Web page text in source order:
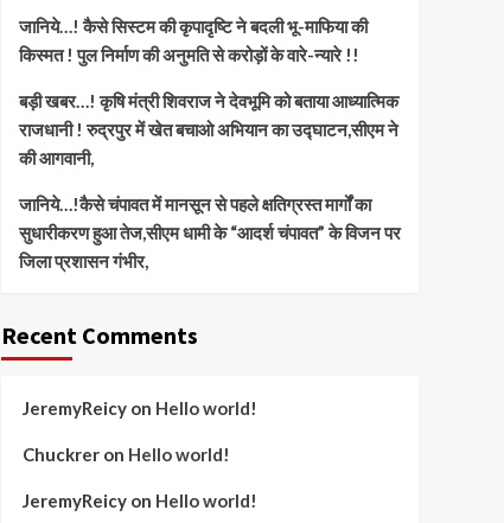
जानिये…! कैसे सिस्टम की कृपादृष्टि ने बदली भू-माफिया की
किस्मत ! पुल निर्माण की अनुमति से करोड़ों के वारे-न्यारे !!
बड़ी खबर…! कृषि मंत्री शिवराज ने देवभूमि को बताया आध्यात्मिक
राजधानी ! रुद्रपुर में खेत बचाओ अभियान का उद्घाटन,सीएम ने
की आगवानी,
जानिये…!कैसे चंपावत में मानसून से पहले क्षतिग्रस्त मार्गों का
सुधारीकरण हुआ तेज,सीएम धामी के “आदर्श चंपावत” के विजन पर
जिला प्रशासन गंभीर,
Recent Comments
JeremyReicyon Hello world!
Chuckreron Hello world!
JeremyReicyon Hello world!